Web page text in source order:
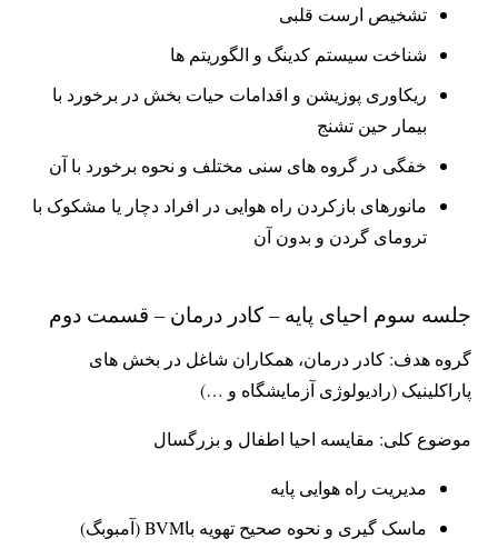
تشخیص ارست قلبی
شناخت سیستم کدینگ و الگوریتم ها
ریکاوری پوزیشن و اقدامات حیات بخش در برخورد با
بیمار حین تشنج
خفگی در گروه های سنی مختلف و نحوه برخورد با آن
مانورهای بازکردن راه هوایی در افراد دچار یا مشکوک با
ترومای گردن و بدون آن
جلسه سوم احیای پایه – کادر درمان – قسمت دوم
گروه هدف: کادر درمان، همکاران شاغل در بخش های
پاراکلینیک (رادیولوژی آزمایشگاه و …)
موضوع کلی: مقایسه احیا اطفال و بزرگسال
مدیریت راه هوایی پایه
ماسک گیری و نحوه صحیح تهویه باBVM (آمبوبگ)